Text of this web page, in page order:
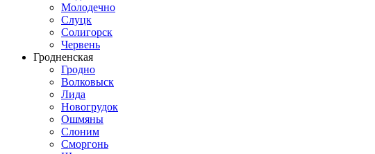
Молодечно
Слуцк
Солигорск
Червень
Гродненская
Гродно
Волковыск
Лида
Новогрудок
Ошмяны
Слоним
Сморгонь